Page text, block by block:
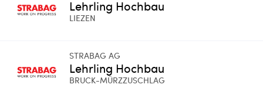
Lehrling Hochbau
LIEZEN
STRABAG AG
Lehrling Hochbau
BRUCK-MÜRZZUSCHLAG